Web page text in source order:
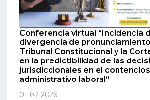
Conferencia virtual “Incidencia
divergencia de
Tribunal Constitucional y la
en la predictibilidad de las
jurisdiccionales en el
administrativo laboral”
01-07-2026